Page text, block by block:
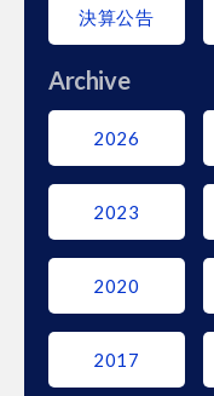
決算公告
Archive
2026
2023
2020
2017